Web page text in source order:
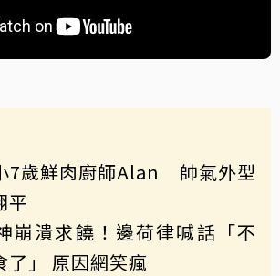
7歲鮮肉廚師Alan 帥氣外型
平
崩潰求饒！邊荷律喊話「不
了」 原因網笑瘋